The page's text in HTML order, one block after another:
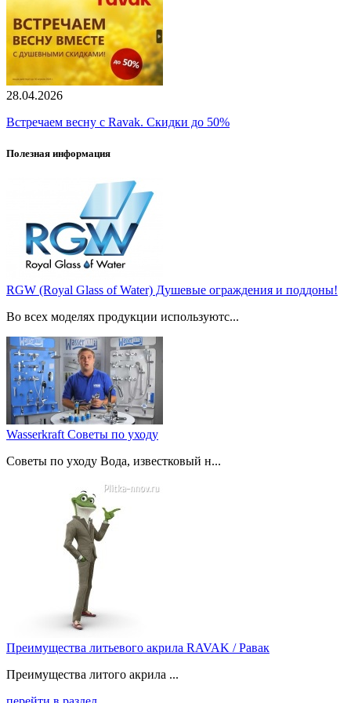
28.04.2026
Встречаем весну с Ravak. Скидки до 50%
Полезная информация
RGW (Royal Glass of Water) Душевые ограждения и поддоны!
Во всех моделях продукции используютс...
Wasserkraft Советы по уходу
Советы по уходу Вода, известковый н...
Преимущества литьевого акрила RAVAK / Равак
Преимущества литого акрила ...